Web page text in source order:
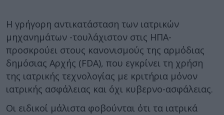
Η γρήγορη αντικατάσταση των ιατρικών
μηχανημάτων -τουλάχιστον στις ΗΠΑ-
προσκρούει στους κανονισμούς της αρμόδιας
δημόσιας Αρχής (FDA), που εγκρίνει τη χρήση
της ιατρικής τεχνολογίας με κριτήρια μόνον
ιατρικής ασφάλειας και όχι κυβερνο-ασφάλειας.
Οι ειδικοί μάλιστα φοβούνται ότι τα ιατρικά